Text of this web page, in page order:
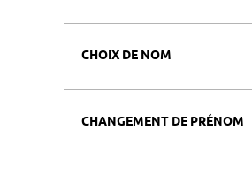
CHOIX DE NOM
CHANGEMENT DE PRÉNOM